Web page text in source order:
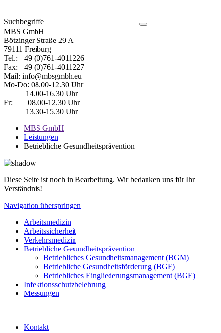
Suchbegriffe
MBS GmbH
Bötzinger Straße 29 A
79111 Freiburg
Tel.: +49 (0)761-4011226
Fax: +49 (0)761-4011227
Mail: info@mbsgmbh.eu
Mo-Do: 08.00-12.30 Uhr
14.00-16.30 Uhr
Fr:
08.00-12.30 Uhr
13.30-15.30 Uhr
MBS GmbH
Leistungen
Betriebliche Gesundheitsprävention
Diese Seite ist noch in Bearbeitung. Wir bedanken uns für Ihr
Verständnis!
Navigation überspringen
Arbeitsmedizin
Arbeitssicherheit
Verkehrsmedizin
Betriebliche Gesundheitsprävention
Betriebliches Gesundheitsmanagement (BGM)
Betriebliche Gesundheitsförderung (BGF)
Betriebliches Eingliederungsmanagement (BGE)
Infektionsschutzbelehrung
Messungen
Kontakt